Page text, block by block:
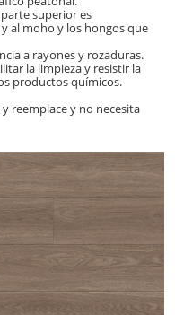
superior es
al moho y los hongos que
a rayones y rozaduras.
la limpieza y resistir la
productos químicos.
reemplace y no necesita